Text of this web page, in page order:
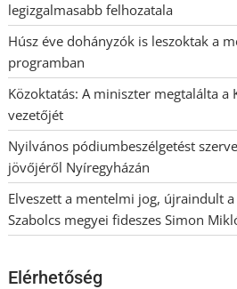
legizgalmasabb felhozatala
Húsz éve dohányzók is leszoktak a
programban
Közoktatás: A miniszter megtalálta a
vezetőjét
Nyilvános pódiumbeszélgetést
jövőjéről Nyíregyházán
Elveszett a mentelmi jog, újraindult
Szabolcs megyei fideszes Simon
Elérhetőség